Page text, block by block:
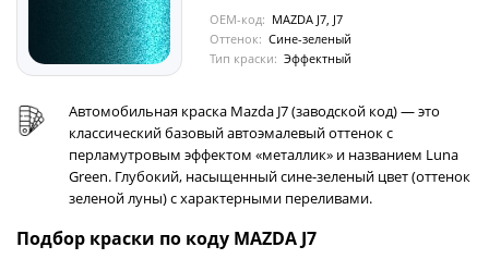
OEM-код: MAZDA J7, J7
Оттенок: Сине-зеленый
Тип краски: Эффектный
Автомобильная краска Mazda J7 (заводской код) — это
классический базовый автоэмалевый оттенок с
перламутровым эффектом «металлик» и названием Luna
Green. Глубокий, насыщенный сине-зеленый цвет (оттенок
зеленой луны) с характерными переливами.
Подбор краски по коду MAZDA J7